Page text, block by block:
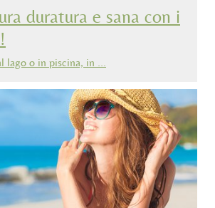
duratura e sana con i
lago o in piscina, in …